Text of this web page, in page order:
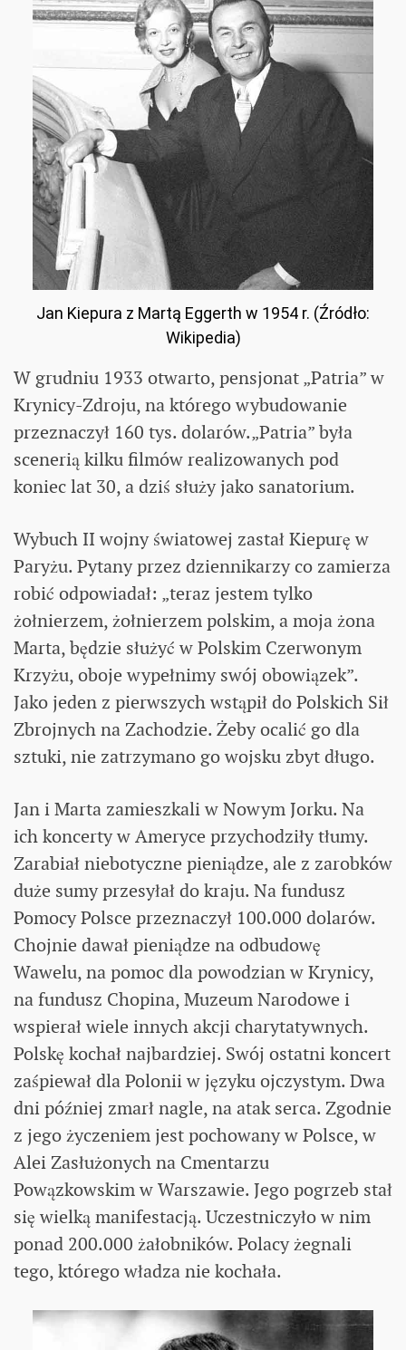
Jan Kiepura z Martą Eggerth w 1954 r. (Źródło:
Wikipedia)
W grudniu 1933 otwarto, pensjonat „Patria” w
Krynicy-Zdroju, na którego wybudowanie
przeznaczył 160 tys. dolarów.„Patria” była
scenerią kilku filmów realizowanych pod
koniec lat 30, a dziś służy jako sanatorium.
Wybuch II wojny światowej zastał Kiepurę w
Paryżu. Pytany przez dziennikarzy co zamierza
robić odpowiadał: „teraz jestem tylko
żołnierzem, żołnierzem polskim, a moja żona
Marta, będzie służyć w Polskim Czerwonym
Krzyżu, oboje wypełnimy swój obowiązek”.
Jako jeden z pierwszych wstąpił do Polskich Sił
Zbrojnych na Zachodzie. Żeby ocalić go dla
sztuki, nie zatrzymano go wojsku zbyt długo.
Jan i Marta zamieszkali w Nowym Jorku. Na
ich koncerty w Ameryce przychodziły tłumy.
Zarabiał niebotyczne pieniądze, ale z zarobków
duże sumy przesyłał do kraju. Na fundusz
Pomocy Polsce przeznaczył 100.000 dolarów.
Chojnie dawał pieniądze na odbudowę
Wawelu, na pomoc dla powodzian w Krynicy,
na fundusz Chopina, Muzeum Narodowe i
wspierał wiele innych akcji charytatywnych.
Polskę kochał najbardziej. Swój ostatni koncert
zaśpiewał dla Polonii w języku ojczystym. Dwa
dni później zmarł nagle, na atak serca. Zgodnie
z jego życzeniem jest pochowany w Polsce, w
Alei Zasłużonych na Cmentarzu
Powązkowskim w Warszawie. Jego pogrzeb stał
się wielką manifestacją. Uczestniczyło w nim
ponad 200.000 żałobników. Polacy żegnali
tego, którego władza nie kochała.